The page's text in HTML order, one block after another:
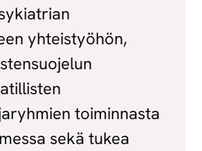
yhteistyöhön,
toiminnasta
sekä tukea